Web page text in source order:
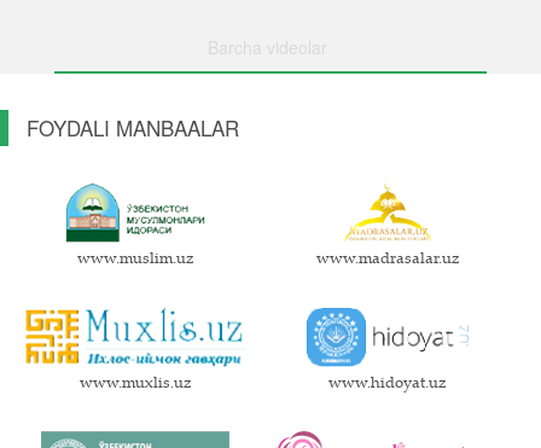
Barcha videolar
FOYDALI MANBAALAR
www.muslim.uz www.madrasalar.uz
www.muxlis.uz www.hidoyat.uz